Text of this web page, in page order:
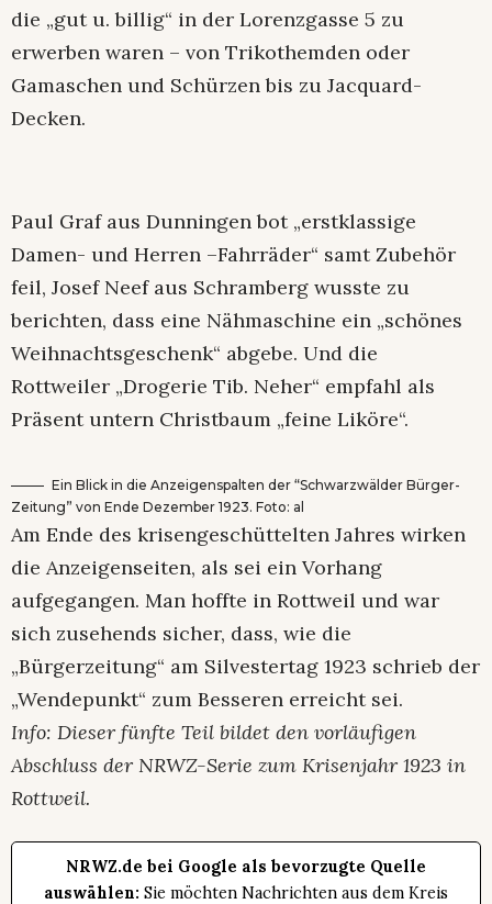
die „gut u. billig“ in der Lorenzgasse 5 zu
erwerben waren – von Trikothemden oder
Gamaschen und Schürzen bis zu Jacquard-
Decken.
Paul Graf aus Dunningen bot „erstklassige
Damen- und Herren –Fahrräder“ samt Zubehör
feil, Josef Neef aus Schramberg wusste zu
berichten, dass eine Nähmaschine ein „schönes
Weihnachtsgeschenk“ abgebe. Und die
Rottweiler „Drogerie Tib. Neher“ empfahl als
Präsent untern Christbaum „feine Liköre“.
Ein Blick in die Anzeigenspalten der “Schwarzwälder Bürger-
Zeitung” von Ende Dezember 1923. Foto: al
Am Ende des krisengeschüttelten Jahres wirken
die Anzeigenseiten, als sei ein Vorhang
aufgegangen. Man hoffte in Rottweil und war
sich zusehends sicher, dass, wie die
„Bürgerzeitung“ am Silvestertag 1923 schrieb der
„Wendepunkt“ zum Besseren erreicht sei.
Info: Dieser fünfte Teil bildet den vorläufigen
Abschluss der NRWZ-Serie zum Krisenjahr 1923 in
Rottweil.
NRWZ.de bei Google als bevorzugte Quelle
auswählen: Sie möchten Nachrichten aus dem Kreis